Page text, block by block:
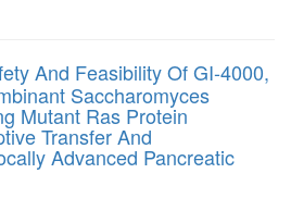
And Feasibility Of GI-4000,
Saccharomyces
Mutant Ras Protein
Transfer And
Advanced Pancreatic